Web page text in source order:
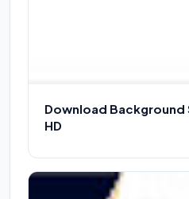
Download
HD